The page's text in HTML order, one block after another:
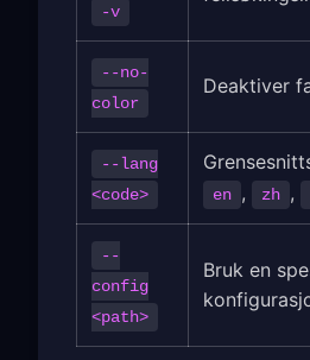
-v
--no-
color
Deaktiver
--lang
<code>
en , zh ,
--
config
<path>
Bruk en